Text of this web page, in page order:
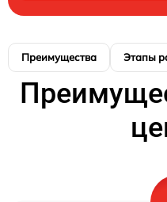
Преимущества Этапы